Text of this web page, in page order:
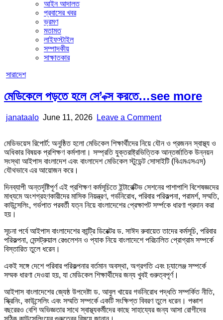
আইন আদালত
প্রবাসের খবর
ভ্রমণ
মতামত
লাইফস্টাইল
সম্পাদকীয়
সাক্ষাতকার
Posted
সারাদেশ
মেডিকেলে পড়তে হলে সে’ ক্স করতে…see more
Author:
janataalo Published
June 11, 2026 Leave a Commenton
হলে
সে’
ক্স
more
মেডিভয়েস রিপোর্ট: অনুষ্ঠিত হলো মেডিকেল শিক্ষার্থীদের নিয়ে যৌন ও প্রজনন স্বাস্থ্য ও
অধিকার বিষয়ক প্রশিক্ষণ কর্মশালা। সম্প্রতি যুক্তরাষ্ট্রভিত্তিক আন্তর্জাতিক উন্নয়ন
সংস্থা আইপাস বাংলাদেশ এবং বাংলাদেশ মেডিকেল স্টুডেন্ট সোসাইটি (বিএমএসএস)
যৌথভাবে এর আয়োজন করে।
দিনব্যাপী অন্তর্দৃষ্টিপূর্ণ এই প্রশিক্ষণ কর্মসূচিতে ইন্টারেক্টিভ সেশনের পাশাপাশি বিশেষজ্ঞদের
মাধ্যমে অংশগ্রহণকারীদের মাসিক নিয়ন্ত্রণ, গর্ভনিরোধ, পরিবার পরিকল্পনা, পরামর্শ, সম্মতি,
কাউন্সেলিং, গর্ভপাত পরবর্তী যত্ন নিয়ে বাংলাদেশের প্রেক্ষাপট সর্ম্পকে ধারণা প্রদান করা
হয়।
সূচনা পর্বে আইপাস বাংলাদেশের কান্ট্রি ডিরেক্টর ড. সাঈদ রুবায়েত তাদের কর্মসূচি, পরিবার
পরিকল্পনা, মেন্সট্রুয়াল রেগুলেশন ও প্যাক নিয়ে বাংলাদেশে পরিচালিত প্রোগ্রাম সম্পর্কে
বিস্তারিত তুলে ধরেন।
একই সঙ্গে দেশে পরিবার পরিকল্পনার বর্তমান অবস্থা, অগ্রগতি এবং চ্যালেঞ্জ সম্পর্কে
সম্মক ধারণা দেওয়া হয়, যা মেডিকেল শিক্ষার্থীদের জন্য খুবই গুরুত্বপূর্ণ।
আইপাস বাংলাদেশের জ্যেষ্ঠ উপদেষ্টা ড. আবুল খায়ের গর্ভনিরোধ পদ্ধতি সম্পর্কিত নীতি,
স্ক্রিনিং, কাউন্সেলিং এবং সম্মতি সম্পর্কে একটি সংক্ষিপ্ত বিবরণ তুলে ধরেন। পঞ্চাশ
বছরেরও বেশি অভিজ্ঞতার সাথে স্বাস্থ্যকর্মীদের কাছে সাহায্যের জন্য আসা রোগীদের